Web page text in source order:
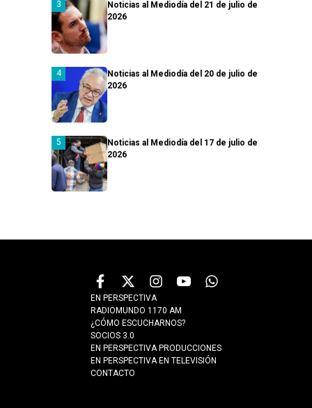
Noticias al Mediodía del 21 de julio de
2026
Noticias al Mediodía del 20 de julio de
2026
Noticias al Mediodía del 17 de julio de
2026
EN PERSPECTIVA
RADIOMUNDO 1170 AM
¿CÓMO ESCUCHARNOS?
SOCIOS 3.0
EN PERSPECTIVA PRODUCCIONES
EN PERSPECTIVA EN TELEVISIÓN
CONTACTO